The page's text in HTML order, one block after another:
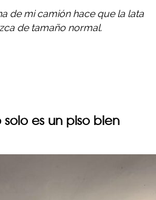
de mi camión hace que la lata
de tamaño normal.
es un piso bien